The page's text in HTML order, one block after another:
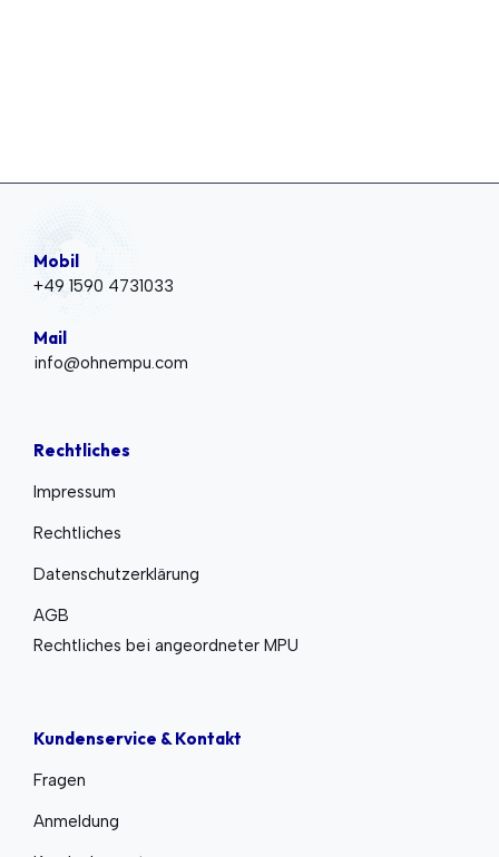
Mobil
+49 1590 4731033
Mail
info@ohnempu.com
Rechtliches
Impressum
Rechtliches
Datenschutzerklärung
AGB
Rechtliches bei angeordneter MPU
Kundenservice & Kontakt
Fragen
Anmeldung